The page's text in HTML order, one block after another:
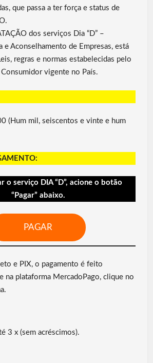
que passa a ter força e status de
dos serviços Dia “D” –
e Aconselhamento de Empresas, está
regras e normas estabelecidas pelo
vigente no País.
(Hum mil, seiscentos e vinte e hum
o serviço DIA “D”, acione o botão
“Pagar” abaixo.
PAGAR
e PIX, o pagamento é feito
na plataforma MercadoPago, clique no
3 x (sem acréscimos).